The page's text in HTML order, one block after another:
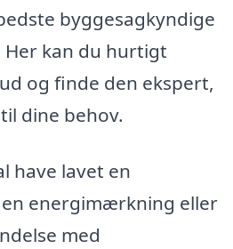
byggesagkyndige
kan du hurtigt
og finde den ekspert,
dine behov.
have lavet en
energimærkning eller
med